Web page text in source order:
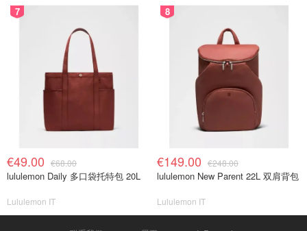
7
€49.00 €68.00
lululemon Daily 多口袋托特包 20L
Lululemon IT
8
€149.00 €248.00
lululemon New Parent 22L 双肩背包
Lululemon IT